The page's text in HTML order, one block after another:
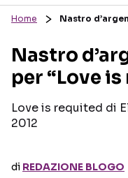
RECENSIONI
INTERVISTE
GOSSIP E
Home Nastro
Nastro
per “Love
Love is requited di
2012
di REDAZIONE BLOGO